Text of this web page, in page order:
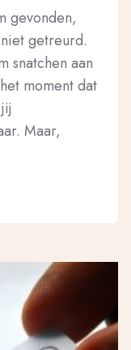
gevonden,
getreurd.
snatchen aan
moment dat
Maar,